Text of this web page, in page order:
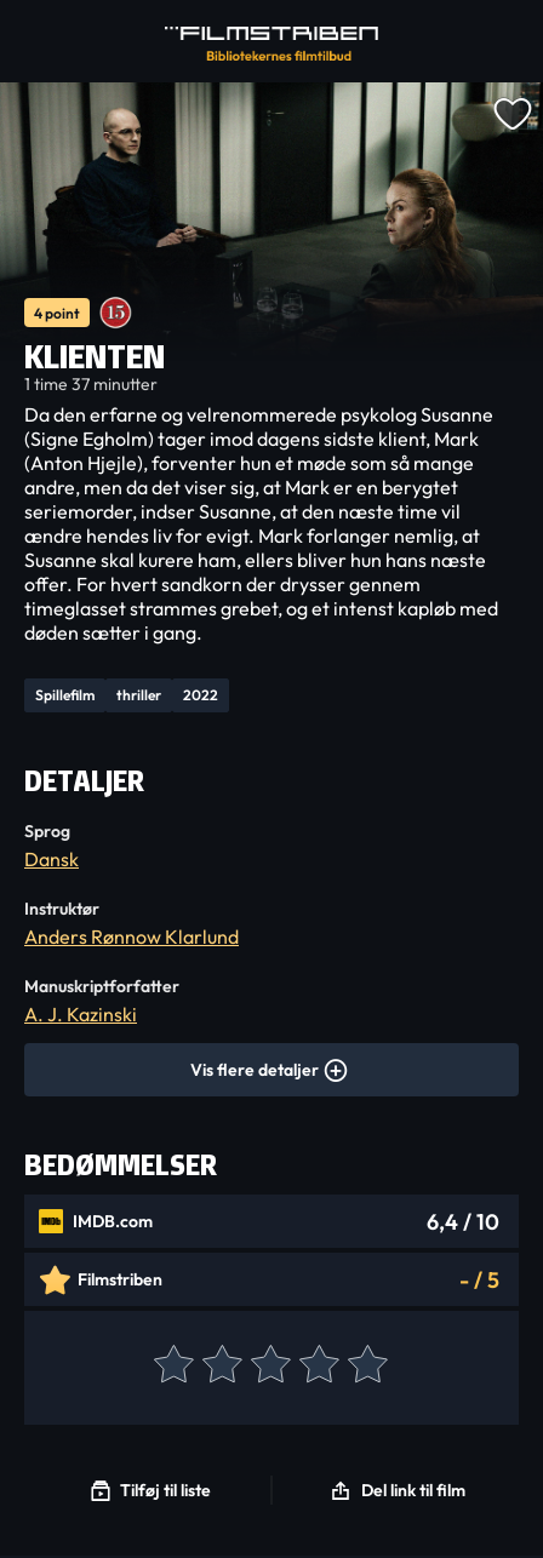
4 point
KLIENTEN
1 time 37 minutter
Spillefilm thriller 2022
Da den erfarne og velrenommerede psykolog Susanne
(Signe Egholm) tager imod dagens sidste klient, Mark
(Anton Hjejle), forventer hun et møde som så mange
andre, men da det viser sig, at Mark er en berygtet
seriemorder, indser Susanne, at den næste time vil
ændre hendes liv for evigt. Mark forlanger nemlig, at
Susanne skal kurere ham, ellers bliver hun hans næste
offer. For hvert sandkorn der drysser gennem
timeglasset strammes grebet, og et intenst kapløb med
døden sætter i gang.
DETALJER
Sprog
Dansk
Instruktør
Anders Rønnow Klarlund
Manuskriptforfatter
A. J. Kazinski
Vis flere detaljer
BEDØMMELSER
IMDB.com 6,4/ 10
Filmstriben -/5
Tilføj til liste Del link til film